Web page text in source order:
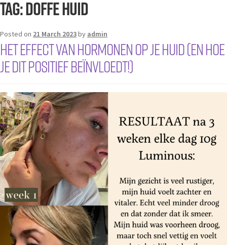
Tag:doffe huid
Posted on 21 March 2023by admin
Het effect van hormonen op je huid (en hoe
je dit positief beïnvloedt!)